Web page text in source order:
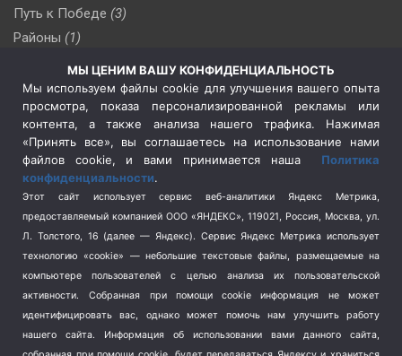
Путь к Победе (3)
Районы (1)
Сельское хозяйство (3)
Социальная политика
(3)
Спецоперация в Украине
Спецоперация на Украине
(404)
Спорт (740)
Терроризм (1)
Транспорт (262)
Туризм (178)
Флот (76)
Школа и спорт (2)
МЫ ЦЕНИМ ВАШУ КОНФИДЕНЦИАЛЬНОСТЬ
Мы используем файлы cookie для улучшения вашего опыта
просмотра, показа персонализированной рекламы или
контента, а также анализа нашего трафика. Нажимая
«Принять все», вы соглашаетесь на использование нами
файлов cookie, и вами принимается наша Политика
конфиденциальности.
Этот сайт использует сервис веб-аналитики Яндекс Метрика,
предоставляемый компанией ООО «ЯНДЕКС», 119021, Россия, Москва, ул.
Л. Толстого, 16 (далее — Яндекс). Сервис Яндекс Метрика использует
технологию «cookie» — небольшие текстовые файлы, размещаемые на
компьютере пользователей с целью анализа их пользовательской
активности.
Собранная при помощи cookie информация не может
идентифицировать вас, однако может помочь нам улучшить работу
нашего сайта. Информация об использовании вами данного сайта,